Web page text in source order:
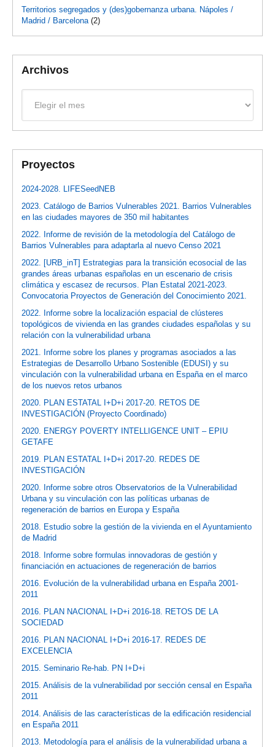
Territorios segregados y (des)gobernanza urbana. Nápoles /
Madrid / Barcelona(2)
Archivos
Proyectos
2024-2028. LIFESeedNEB
2023. Catálogo de Barrios Vulnerables 2021. Barrios Vulnerables
en las ciudades mayores de 350 mil habitantes
2022. Informe de revisión de la metodología del Catálogo de
Barrios Vulnerables para adaptarla al nuevo Censo 2021
2022. [URB_inT] Estrategias para la transición ecosocial de las
grandes áreas urbanas españolas en un escenario de crisis
climática y escasez de recursos. Plan Estatal 2021-2023.
Convocatoria Proyectos de Generación del Conocimiento 2021.
2022. Informe sobre la localización espacial de clústeres
topológicos de vivienda en las grandes ciudades españolas y su
relación con la vulnerabilidad urbana
2021. Informe sobre los planes y programas asociados a las
Estrategias de Desarrollo Urbano Sostenible (EDUSI) y su
vinculación con la vulnerabilidad urbana en España en el marco
de los nuevos retos urbanos
2020. PLAN ESTATAL I+D+i 2017-20. RETOS DE
INVESTIGACIÓN (Proyecto Coordinado)
2020. ENERGY POVERTY INTELLIGENCE UNIT – EPIU
GETAFE
2019. PLAN ESTATAL I+D+i 2017-20. REDES DE
INVESTIGACIÓN
2020. Informe sobre otros Observatorios de la Vulnerabilidad
Urbana y su vinculación con las políticas urbanas de
regeneración de barrios en Europa y España
2018. Estudio sobre la gestión de la vivienda en el Ayuntamiento
de Madrid
2018. Informe sobre formulas innovadoras de gestión y
financiación en actuaciones de regeneración de barrios
2016. Evolución de la vulnerabilidad urbana en España 2001-
2011
2016. PLAN NACIONAL I+D+i 2016-18. RETOS DE LA
SOCIEDAD
2016. PLAN NACIONAL I+D+i 2016-17. REDES DE
EXCELENCIA
2015. Seminario Re-hab. PN I+D+i
2015. Análisis de la vulnerabilidad por sección censal en España
2011
2014. Análisis de las características de la edificación residencial
en España 2011
2013. Metodología para el análisis de la vulnerabilidad urbana a